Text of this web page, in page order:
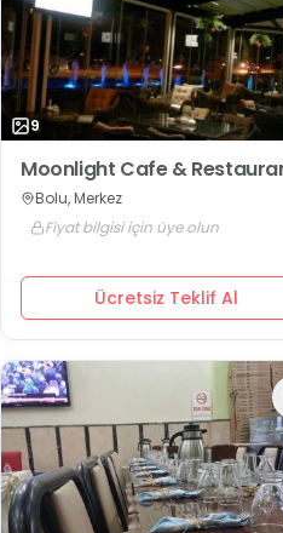
9
Moonlight Cafe &
Bolu, Merkez
Fiyat bilgisi için üye olun
Ücretsiz Teklif Al